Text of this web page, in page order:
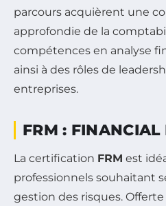
parcours acquièrent une
approfondie de la
compétences en analyse
ainsi à des rôles de
entreprises.
FRM : FINANCIAL
La certification FRM est
professionnels souhaitant
gestion des risques. Offerte